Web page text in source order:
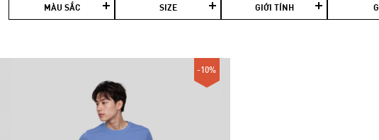
MÀU SẮC SIZE GIỚI TÍNH
-10%